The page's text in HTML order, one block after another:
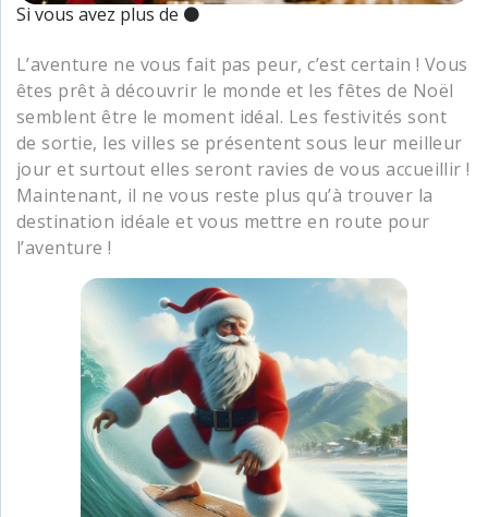
Si vous avez plus de ⚫
L’aventure ne vous fait pas peur, c’est certain ! Vous
êtes prêt à découvrir le monde et les fêtes de Noël
semblent être le moment idéal. Les festivités sont
de sortie, les villes se présentent sous leur meilleur
jour et surtout elles seront ravies de vous accueillir !
Maintenant, il ne vous reste plus qu’à trouver la
destination idéale et vous mettre en route pour
l’aventure !